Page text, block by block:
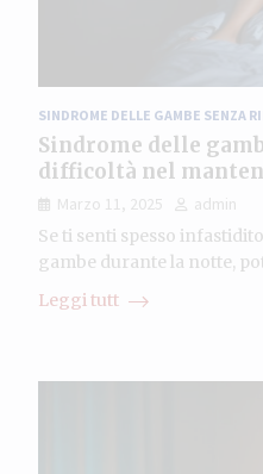
SINDROME DELLE GAMBE SENZA
Sindrome delle
difficoltà nel
Marzo 11, 2025
admin
Se ti senti spesso
gambe durante la notte,
Leggi tutt